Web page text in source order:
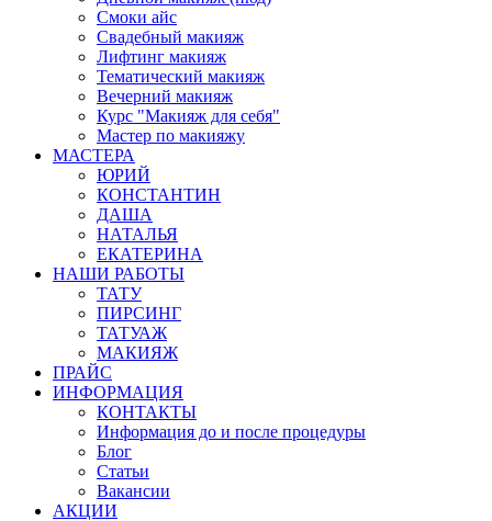
Смоки айс
Свадебный макияж
Лифтинг макияж
Тематический макияж
Вечерний макияж
Курс "Макияж для себя"
Мастер по макияжу
МАСТЕРА
ЮРИЙ
КОНСТАНТИН
ДАША
НАТАЛЬЯ
ЕКАТЕРИНА
НАШИ РАБОТЫ
ТАТУ
ПИРСИНГ
ТАТУАЖ
МАКИЯЖ
ПРАЙС
ИНФОРМАЦИЯ
КОНТАКТЫ
Информация до и после процедуры
Блог
Статьи
Вакансии
АКЦИИ